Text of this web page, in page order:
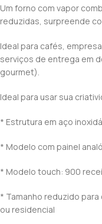
Um forno com vapor
reduzidas, surpreende
Ideal para cafés,
serviços de entrega em
gourmet).
Ideal para usar sua
* Estrutura em aço
* Modelo com painel
* Modelo touch: 900
* Tamanho reduzido
ou residencial